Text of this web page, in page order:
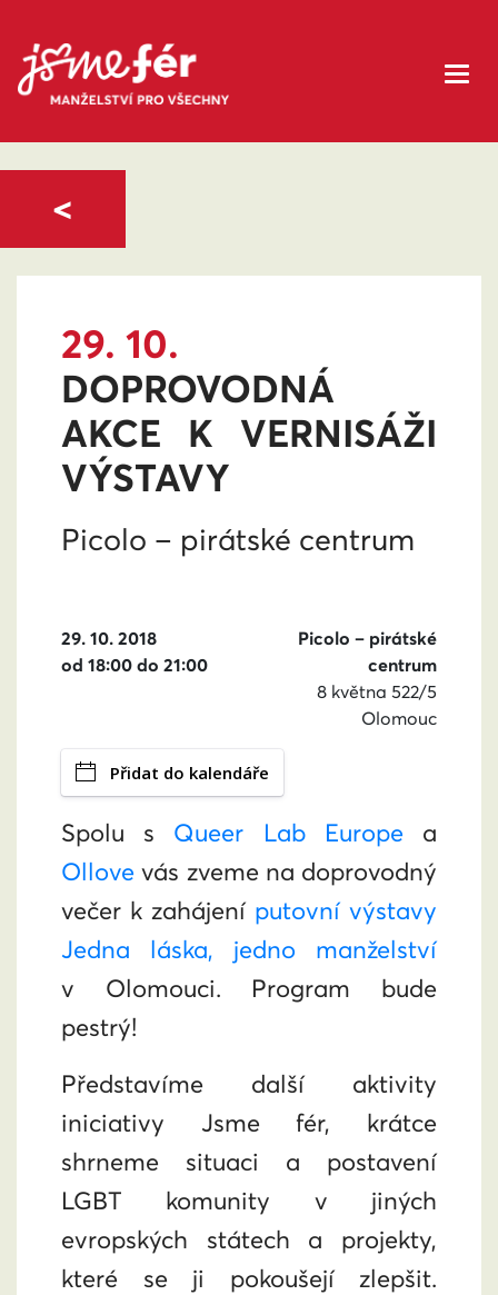
29. 10.
DOPROVODNÁ
AKCE K VERNISÁŽI
VÝSTAVY
Picolo – pirátské centrum
29. 10. 2018
od 18:00 do 21:00
Picolo – pirátské
centrum
8 května 522/5
Olomouc
Přidat do kalendáře
Spolu s Queer Lab Europea
Ollove vás zveme na doprovodný
večer k zahájení putovní výstavy
Jedna láska, jedno manželství
v Olomouci. Program bude
pestrý!
Představíme další aktivity
iniciativy Jsme fér, krátce
shrneme situaci a postavení
LGBT komunity v jiných
evropských státech a projekty,
které se ji pokoušejí zlepšit.
<